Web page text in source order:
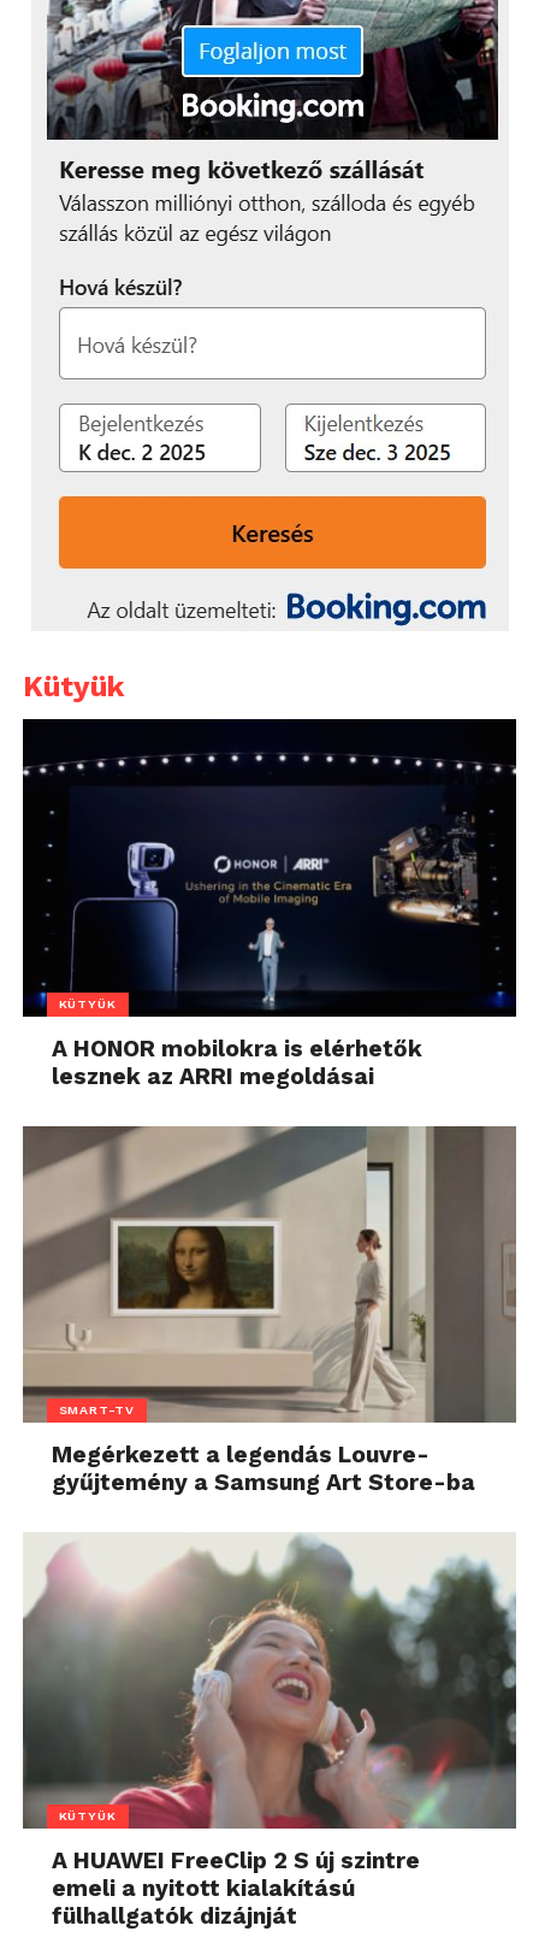
Kütyük
KÜTYÜK
A HONOR mobilokra is elérhetők
lesznek az ARRI megoldásai
SMART-TV
Megérkezett a legendás Louvre-
gyűjtemény a Samsung Art Store-ba
KÜTYÜK
A HUAWEI FreeClip 2 S új szintre
emeli a nyitott kialakítású
fülhallgatók dizájnját